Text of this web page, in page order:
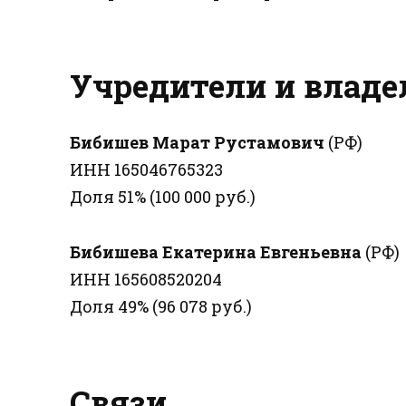
Учредители и
Бибишев Марат Рустамович (РФ)
ИНН 165046765323
Доля 51% (100 000 руб.)
Бибишева Екатерина Евгеньевна (РФ)
ИНН 165608520204
Доля 49% (96 078 руб.)